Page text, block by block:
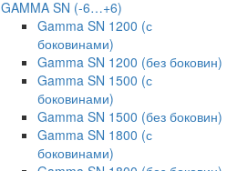
GAMMA SN (-6…+6)
Gamma SN 1200 (с
боковинами)
Gamma SN 1200 (без боковин)
Gamma SN 1500 (с
боковинами)
Gamma SN 1500 (без боковин)
Gamma SN 1800 (с
боковинами)